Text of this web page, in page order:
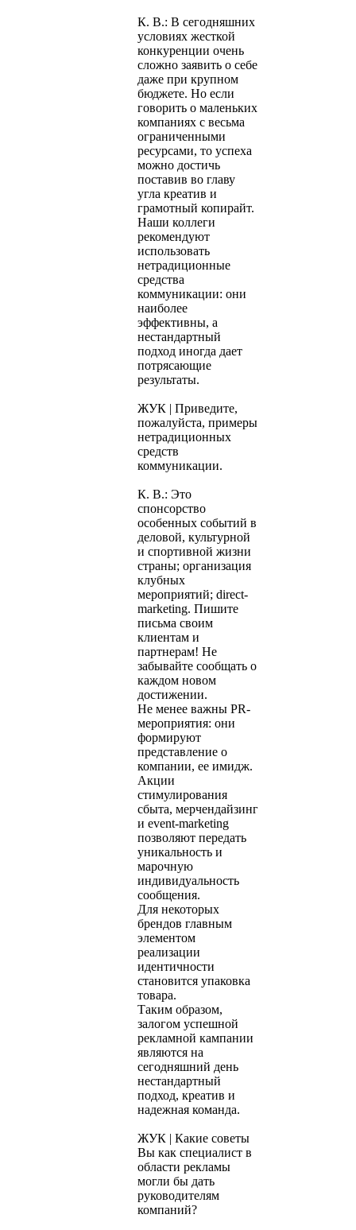
К. В.: В сегодняшних
условиях жесткой
конкуренции очень
сложно заявить о себе
даже при крупном
бюджете. Но если
говорить о маленьких
компаниях с весьма
ограниченными
ресурсами, то успеха
можно достичь
поставив во главу
угла креатив и
грамотный копирайт.
Наши коллеги
рекомендуют
использовать
нетрадиционные
средства
коммуникации: они
наиболее
эффективны, а
нестандартный
подход иногда дает
потрясающие
результаты.
ЖУК | Приведите,
пожалуйста, примеры
нетрадиционных
средств
коммуникации.
К. В.: Это
спонсорство
особенных событий в
деловой, культурной
и спортивной жизни
страны; организация
клубных
мероприятий; direct-
marketing. Пишите
письма своим
клиентам и
партнерам! Не
забывайте сообщать о
каждом новом
достижении.
Не менее важны PR-
мероприятия: они
формируют
представление о
компании, ее имидж.
Акции
стимулирования
сбыта, мерчендайзинг
и event-marketing
позволяют передать
уникальность и
марочную
индивидуальность
сообщения.
Для некоторых
брендов главным
элементом
реализации
идентичности
становится упаковка
товара.
Таким образом,
залогом успешной
рекламной кампании
являются на
сегодняшний день
нестандартный
подход, креатив и
надежная команда.
ЖУК | Какие советы
Вы как специалист в
области рекламы
могли бы дать
руководителям
компаний?